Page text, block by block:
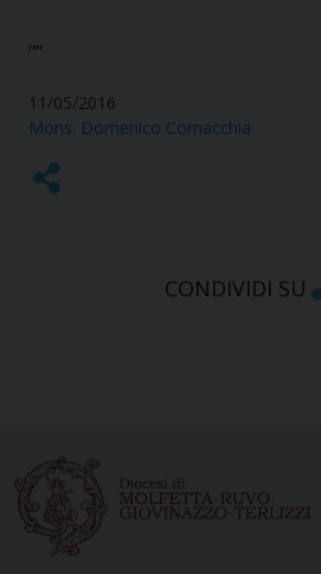
””
11/05/2016
Mons. Domenico Cornacchia
CONDIVIDI SU